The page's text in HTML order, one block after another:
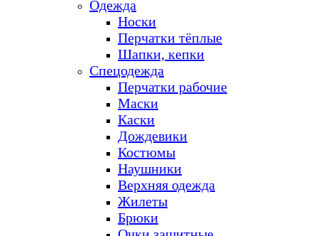
Одежда
Носки
Перчатки тёплые
Шапки, кепки
Спецодежда
Перчатки рабочие
Маски
Каски
Дождевики
Костюмы
Наушники
Верхняя одежда
Жилеты
Брюки